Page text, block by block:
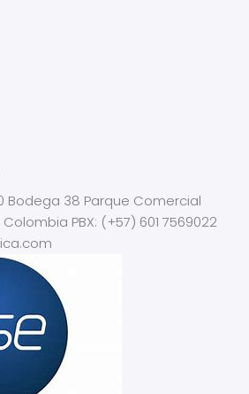
Bodega 38 Parque Comercial
PBX: (+57) 601 7569022